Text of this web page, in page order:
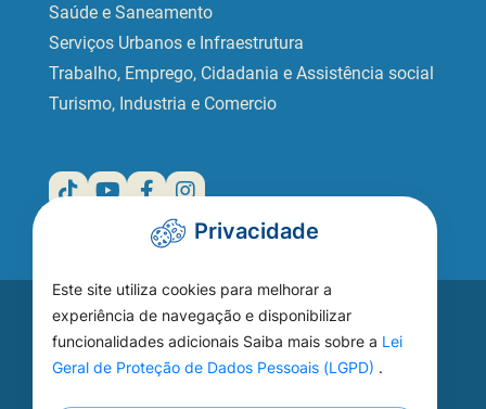
Saúde e Saneamento
Serviços Urbanos e Infraestrutura
Trabalho, Emprego, Cidadania e Assistência social
Turismo, Industria e Comercio
Acesse seu
WEBMAIL
Privacidade
Este site utiliza cookies para melhorar a
experiência de navegação e disponibilizar
funcionalidades adicionais Saiba mais sobre a Lei
Geral de Proteção de Dados Pessoais (LGPD) .